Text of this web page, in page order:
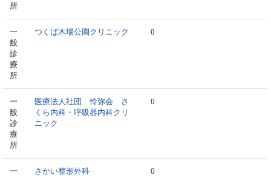
所
一
般
診
療
所
つくば木場公園クリニック 0
一
般
診
療
所
医療法人社団 怜弥会 さ
くら内科・呼吸器内科クリ
ニック
0
一
さかい整形外科 0